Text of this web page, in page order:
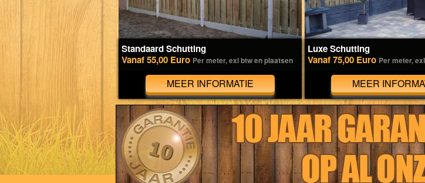
Standaard Schutting
Vanaf 55,00 Euro Per meter, exl btw en plaatsen
MEER INFORMATIE
Luxe Schutting
Vanaf 75,00 Euro Per meter,
MEER